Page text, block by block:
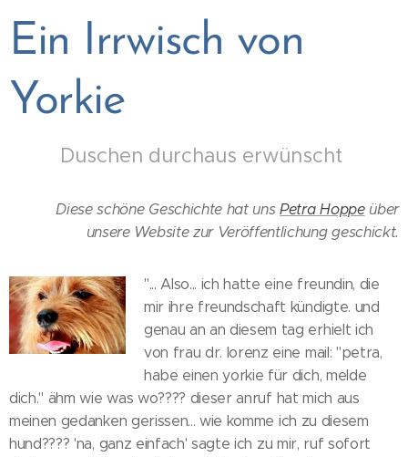
Ein Irrwisch von
Yorkie
Duschen durchaus erwünscht
Diese schöne Geschichte hat unsPetra Hoppeüber
unsere Website zur Veröffentlichung geschickt.
"... Also... ich hatte eine freundin, die
mir ihre freundschaft kündigte. und
genau an an diesem tag erhielt ich
von frau dr. lorenz eine mail: "petra,
habe einen yorkie für dich, melde
dich." ähm wie was wo???? dieser anruf hat mich aus
meinen gedanken gerissen... wie komme ich zu diesem
hund???? 'na, ganz einfach' sagte ich zu mir, ruf sofort